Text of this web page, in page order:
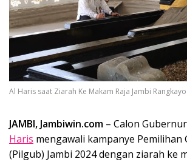
Al Haris saat Ziarah Ke Makam Raja Jambi
JAMBI, Jambiwin.com – Calon
Haris mengawali kampanye Pemilihan
(Pilgub) Jambi 2024 dengan ziarah ke